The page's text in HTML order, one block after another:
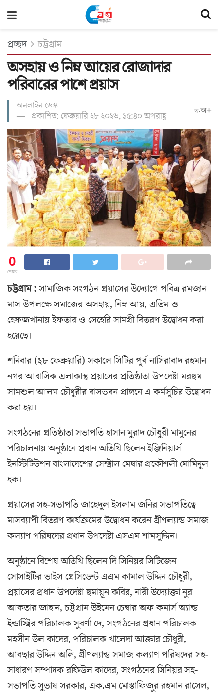
প্রচ্ছদ চট্টগ্রাম
অসহায় ও নিম্ন আয়ের রোজাদার
পরিবারের পাশে প্রয়াস
অনলাইন ডেস্ক
প্রকাশিত: ফেব্রুয়ারি ২৮ ২০২৬, ১৫:৪০ অপরাহ্ণ
অ-অ+
0
শেয়ার
চট্টগ্রাম :সামাজিক সংগঠন প্রয়াসের উদ্যোগে পবিত্র রমজান
মাস উপলক্ষে সমাজের অসহায়, নিম্ন আয়, এতিম ও
হেফজখানায় ইফতার ও সেহেরি সামগ্রী বিতরণ উদ্বোধন করা
হয়েছে।
শনিবার (২৮ ফেব্রুয়ারি) সকালে সিটির পূর্ব নাসিরাবাদ রহমান
নগর আবাসিক এলাকাস্থ প্রয়াসের প্রতিষ্ঠাতা উপদেষ্টা মরহুম
সামশুল আলম চৌধুরীর বাসভবন প্রাঙ্গনে এ কর্মসূচির উদ্বোধন
করা হয়।
সংগঠনের প্রতিষ্ঠাতা সভাপতি হাসান মুরাদ চৌধুরী মামুনের
পরিচালনায় অনুষ্ঠানে প্রধান অতিথি ছিলেন ইঞ্জিনিয়ার্স
ইনস্টিটিউশন বাংলাদেশের সেন্ট্রাল মেম্বার প্রকৌশলী মোমিনুল
হক।
প্রয়াসের সহ-সভাপতি জাহেদুল ইসলাম জনির সভাপতিত্বে
মাসব্যাপী বিতরণ কার্যক্রমের উদ্বোধন করেন গ্রীণল্যান্ড সমাজ
কল্যাণ পরিষদের প্রধান উপদেষ্টা এসএম শামসুদ্দিন।
অনুষ্ঠানে বিশেষ অতিথি ছিলেন দি সিনিয়র সিটিজেন
সোসাইটির ভাইস প্রেসিডেন্ট এএম কামাল উদ্দিন চৌধুরী,
প্রয়াসের প্রধান উপদেষ্টা হুমায়ূন কবির, নারী উদ্যোক্তা নুর
আকতার জাহান, চট্টগ্রাম উইমেন চেম্বার অফ কমার্স অ্যান্ড
ইন্ডাস্ট্রির পরিচালক সুবর্ণা দে, সংগঠনের প্রধান পরিচালক
মহসীন উল কাদের, পরিচালক খালেদা আক্তার চৌধুরী,
আবছার উদ্দিন অলি, গ্রীণল্যান্ড সমাজ কল্যাণ পরিষদের সহ-
সাধারণ সম্পাদক রফিউল কাদের, সংগঠনের সিনিয়র সহ-
সভাপতি সুভাষ সরকার, এক.এম মোস্তাফিজুর রহমান রাসেল,